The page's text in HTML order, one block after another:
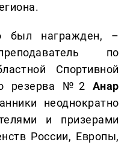
был награжден, –
по
Спортивной
резерва №2 Анар
неоднократно
и призерами
России, Европы,